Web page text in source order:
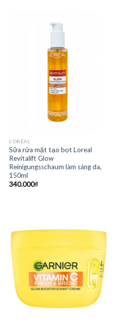
L'ORÉAL
Sữa rửa mặt tạo bọt Loreal
Revitalift Glow
Reinigungsschaum làm sáng da,
150ml
340.000₫